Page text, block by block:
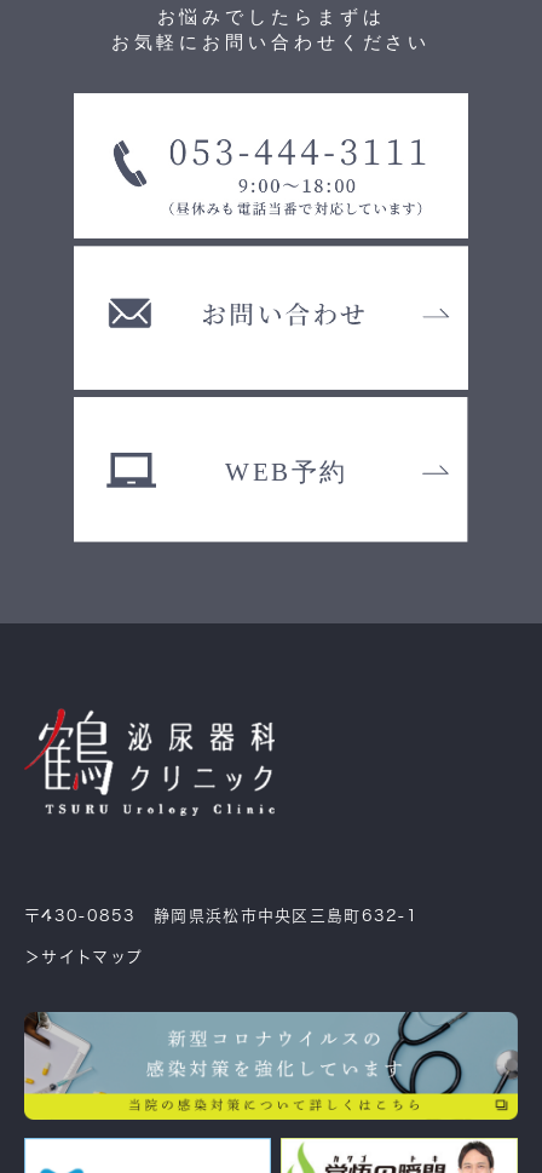
お悩みでしたらまずは
お気軽にお問い合わせください
〒430-0853 静岡県浜松市中央区三島町632-1
＞サイトマップ